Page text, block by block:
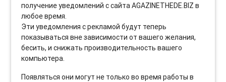
получение уведомлений с сайта AGAZINETHEDE.BIZ в
любое время.
Эти уведомления с рекламой будут теперь
показываться вне зависимости от вашего желания,
бесить, и снижать производительность вашего
компьютера.
Появляться они могут не только во время работы в